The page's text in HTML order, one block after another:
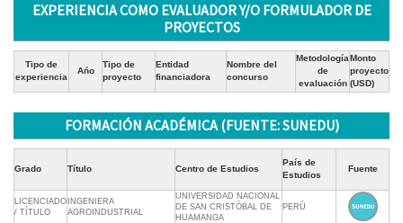
EXPERIENCIA COMO EVALUADOR Y/O FORMULADOR DE
PROYECTOS
Tipo de
experiencia
Ańo
Tipo de
proyecto
Entidad
financiadora
Nombre del
concurso
Metodología
de
evaluación
Monto
proyecto
(USD)
FORMACIÓN ACADÉMICA (FUENTE: SUNEDU)
Grado Título Centro de Estudios
País de
Estudios
Fuente
LICENCIADO
/ TÍTULO
INGENIERA
AGROINDUSTRIAL
UNIVERSIDAD NACIONAL
DE SAN CRISTÓBAL DE
HUAMANGA
PERÚ